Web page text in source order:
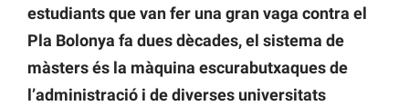
estudiants que van fer una gran vaga contra el
Pla Bolonya fa dues dècades, el sistema de
màsters és la màquina escurabutxaques de
l’administració i de diverses universitats